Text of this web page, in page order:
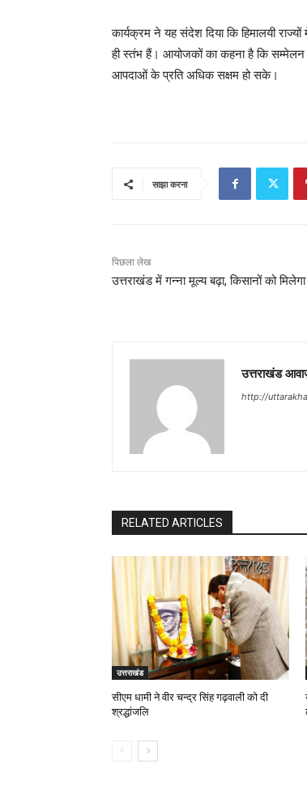
कार्यक्रम ने यह संदेश दिया कि हिमालयी
ही स्तंभ हैं। आयोजकों का कहना है कि सम्मेलन
आपदाओं के प्रति अधिक सक्षम हो सके।
साझा करना
पिछला लेख
उत्तराखंड में गन्ना मूल्य बढ़ा, किसानों को
उत्तराखंड
http://
RELATED ARTICLES
उत्तराखंड
सीएम धामी ने वीर चन्द्र सिंह गढ़वाली को दी
श्रद्धांजलि